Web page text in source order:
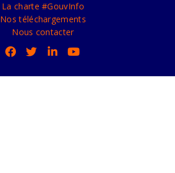
La charte #GouvInfo
Nos téléchargements
Nous contacter